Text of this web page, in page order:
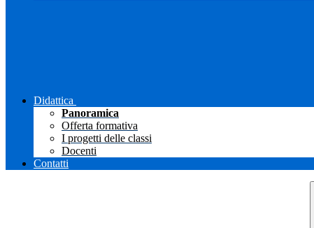
Didattica
Panoramica
Offerta formativa
I progetti delle classi
Docenti
Contatti